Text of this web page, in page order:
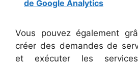
de Google Analytics
Vous pouvez également
créer des demandes de
et exécuter les